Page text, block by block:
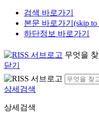
검색 바로가기
본문 바로가기(skip to
하단정보 바로가기
무엇을
닫기
상세검색
상세검색